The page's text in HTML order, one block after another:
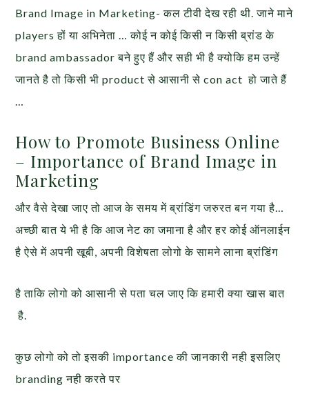
Brand Image in Marketing- कल टीवी देख रही थी. जाने माने
players हों या अभिनेता … कोई न कोई किसी न किसी ब्रांड के
brand ambassador बने हुए हैं और सही भी है क्योकि हम उन्हें
जानते है तो किसी भी product से आसानी से con act हो जाते हैं
…
How to Promote Business Online
– Importance of Brand Image in
Marketing
और वैसे देखा जाए तो आज के समय में ब्रांडिंग जरुरत बन गया है…
अच्छी बात ये भी है कि आज नेट का जमाना है और हर कोई ऑनलाईन
है ऐसे में अपनी खूबी, अपनी विशेषता लोगो के सामने लाना ब्रांडिंग
है ताकि लोगो को आसानी से पता चल जाए कि हमारी क्या खास बात
है.
कुछ लोगो को तो इसकी importance की जानकारी नही इसलिए
branding नही करते पर